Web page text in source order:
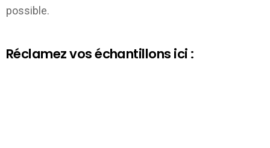
possible.
Réclamez vos échantillons ici :